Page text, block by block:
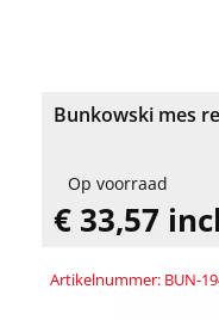
Bunkowski mes
Op voorraad
€ 33,57
Artikelnummer: BUN-